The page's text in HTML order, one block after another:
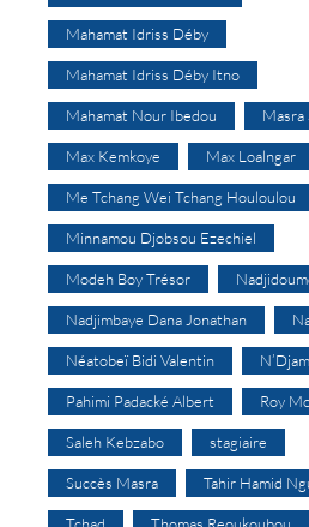
Mahamat Idriss Déby
Mahamat Idriss Déby Itno
Mahamat Nour Ibedou Masra
Max Kemkoye Max Loalngar
Me Tchang Wei Tchang Houloulou
Minnamou Djobsou Ezechiel
Modeh Boy Trésor
Nadjimbaye Dana Jonathan
Néatobeï Bidi Valentin
Pahimi Padacké Albert Roy
Saleh Kebzabo stagiaire
Succès Masra Tahir Hamid